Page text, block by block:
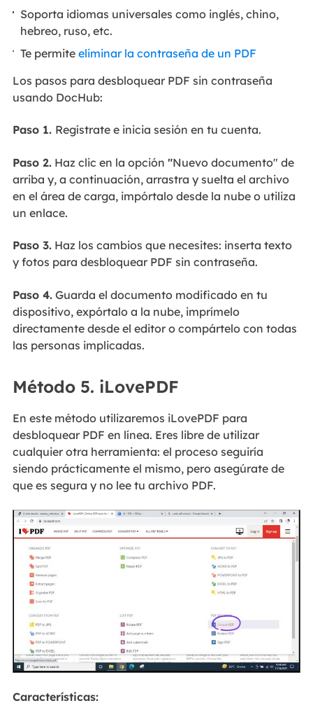
Soporta idiomas universales como inglés, chino,
hebreo, ruso, etc.
Te permiteeliminar la contraseña de un PDF
Los pasos para desbloquear PDF sin contraseña
usando DocHub:
Paso 1. Regístrate e inicia sesión en tu cuenta.
Paso 2.Haz clic en la opción "Nuevo documento" de
arriba y, a continuación, arrastra y suelta el archivo
en el área de carga, impórtalo desde la nube o utiliza
un enlace.
Paso 3.Haz los cambios que necesites: inserta texto
y fotos para desbloquear PDF sin contraseña.
Paso 4.Guarda el documento modificado en tu
dispositivo, expórtalo a la nube, imprímelo
directamente desde el editor o compártelo con todas
las personas implicadas.
Método 5. iLovePDF
En este método utilizaremos iLovePDF para
desbloquear PDF en línea. Eres libre de utilizar
cualquier otra herramienta: el proceso seguiría
siendo prácticamente el mismo, pero asegúrate de
que es segura y no lee tu archivo PDF.
Características: